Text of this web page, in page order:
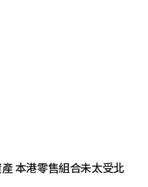
本港零售組合未太受北